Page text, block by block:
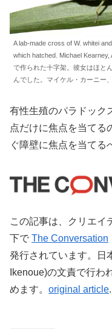
A lab-made cross of W. whitei
which hatched. Michael Kearney,
で作られた十字架。彼女はほと
んでした。マイケル・カーニー
有性生殖のパラドック
点だけに焦点を当てる
ぐ障壁に焦点を当てる
この記事は、クリエイ
下で The Conversation
発行されています。日
Ikenoue)の文責で行わ
めます。 original article.